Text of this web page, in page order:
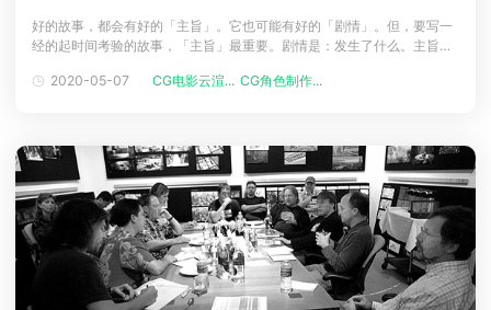
泛CG交流会
泛CG交流会
泛CG交流会
泛CG交流会
泛CG交流会
泛CG交流会
教育优惠
教育优惠
教育优惠
教育优惠
教育优惠
教育优惠
关于我们
下载
登录
好的故事，都会有好的「主旨」。它也可能有好的「剧情」。但，要写一
经的起时间考验的故事，「主旨」最重要。剧情是：发生了什么。主旨
欢寻找真理，在文字中也不例外。如何写好的主旨？主旨太明显的故事，
2020-05-07 CG电影云渲... CG角色制作...